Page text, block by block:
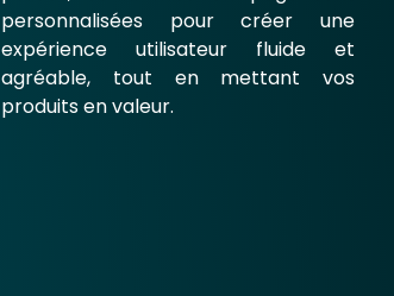
personnalisées pour créer une
expérience utilisateur fluide et
agréable, tout en mettant vos
produits en valeur.